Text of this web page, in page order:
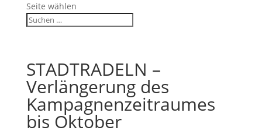
Seite wählen
STADTRADELN –
Verlängerung des
Kampagnenzeitraumes
bis Oktober